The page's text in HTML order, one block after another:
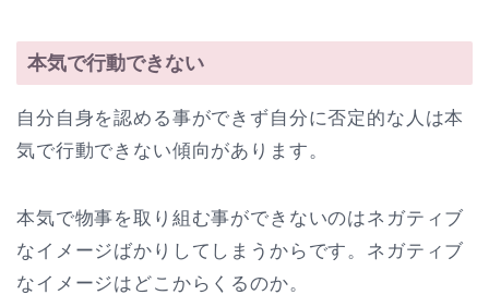
本気で行動できない
自分自身を認める事ができず自分に否定的な人は本
気で行動できない傾向があります。
本気で物事を取り組む事ができないのはネガティブ
なイメージばかりしてしまうからです。ネガティブ
なイメージはどこからくるのか。